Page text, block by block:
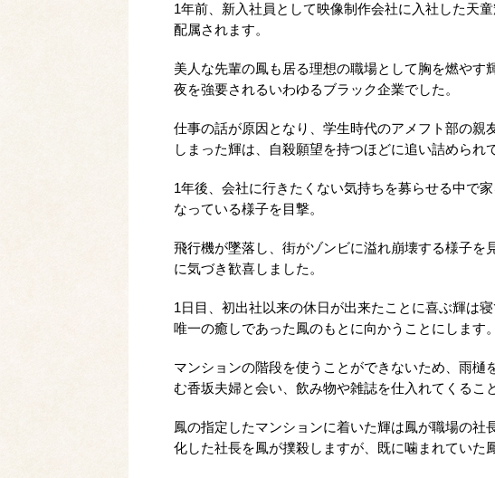
1年前、新入社員として映像制作会社に入社した天
配属されます。
美人な先輩の鳳も居る理想の職場として胸を燃やす
夜を強要されるいわゆるブラック企業でした。
仕事の話が原因となり、学生時代のアメフト部の親
しまった輝は、自殺願望を持つほどに追い詰められ
1年後、会社に行きたくない気持ちを募らせる中で
なっている様子を目撃。
飛行機が墜落し、街がゾンビに溢れ崩壊する様子を
に気づき歓喜しました。
1日目、初出社以来の休日が出来たことに喜ぶ輝は
唯一の癒しであった鳳のもとに向かうことにします。
マンションの階段を使うことができないため、雨樋
む香坂夫婦と会い、飲み物や雑誌を仕入れてくるこ
鳳の指定したマンションに着いた輝は鳳が職場の社
化した社長を鳳が撲殺しますが、既に噛まれていた